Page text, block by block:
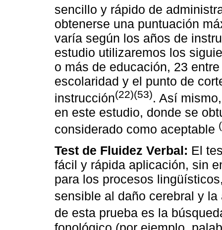
sencillo y rápido de
obtenerse una puntuación
varía según los años de
estudio utilizaremos los
o más de educación, 23
escolaridad y el punto de
instrucción(22)(53). Así
en este estudio, donde se
considerado como aceptable
Test de Fluidez Verbal: El
fácil y rápida aplicación, sin
para los procesos
sensible al daño cerebral y
de esta prueba es la